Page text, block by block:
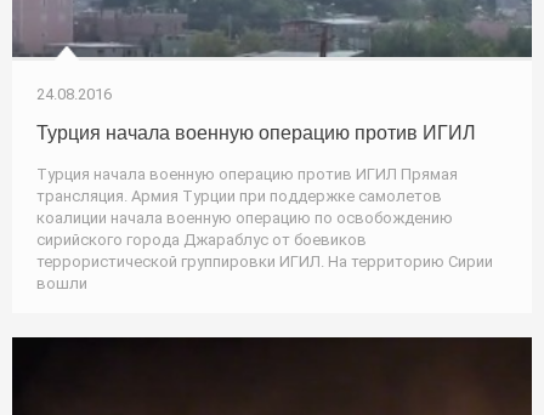
24.08.2016
Турция начала военную операцию против ИГИЛ
Турция начала военную операцию против ИГИЛ Прямая
трансляция. Армия Турции при поддержке самолетов
коалиции начала военную операцию по освобождению
сирийского города Джараблус от боевиков
террористической группировки ИГИЛ. На территорию Сирии
вошли